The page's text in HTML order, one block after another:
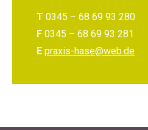
T 0345 – 68 69 93 280
F 0345 – 68 69 93 281
E praxis-hase@web.de